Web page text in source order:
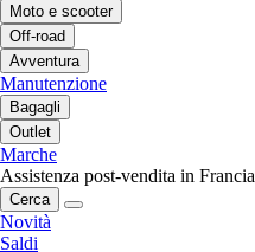
Moto e scooter
Off-road
Avventura
Manutenzione
Bagagli
Outlet
Marche
Assistenza post-vendita in Francia
Cerca
Novità
Saldi